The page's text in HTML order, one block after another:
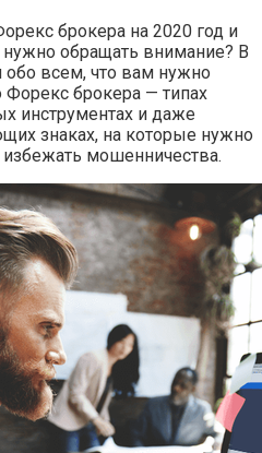
брокера на 2020 год и
нужно обращать внимание? В
обо всем, что вам нужно
брокера — типах
инструментах и даже
знаках, на которые нужно
мошенничества.